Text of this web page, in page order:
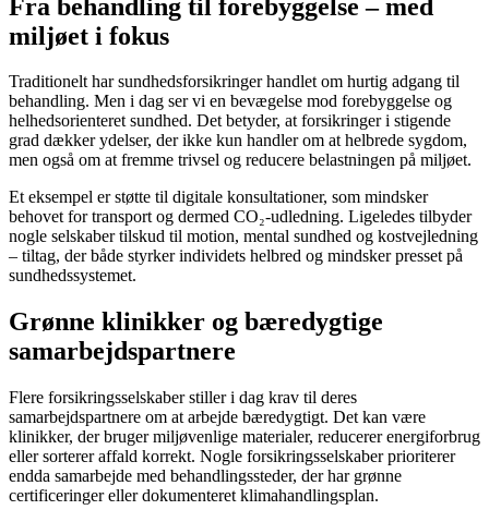
Fra behandling til forebyggelse – med
miljøet i fokus
Traditionelt har sundhedsforsikringer handlet om hurtig adgang til
behandling. Men i dag ser vi en bevægelse mod forebyggelse og
helhedsorienteret sundhed. Det betyder, at forsikringer i stigende
grad dækker ydelser, der ikke kun handler om at helbrede sygdom,
men også om at fremme trivsel og reducere belastningen på miljøet.
Et eksempel er støtte til digitale konsultationer, som mindsker
behovet for transport og dermed CO₂-udledning. Ligeledes tilbyder
nogle selskaber tilskud til motion, mental sundhed og kostvejledning
– tiltag, der både styrker individets helbred og mindsker presset på
sundhedssystemet.
Grønne klinikker og bæredygtige
samarbejdspartnere
Flere forsikringsselskaber stiller i dag krav til deres
samarbejdspartnere om at arbejde bæredygtigt. Det kan være
klinikker, der bruger miljøvenlige materialer, reducerer energiforbrug
eller sorterer affald korrekt. Nogle forsikringsselskaber prioriterer
endda samarbejde med behandlingssteder, der har grønne
certificeringer eller dokumenteret klimahandlingsplan.